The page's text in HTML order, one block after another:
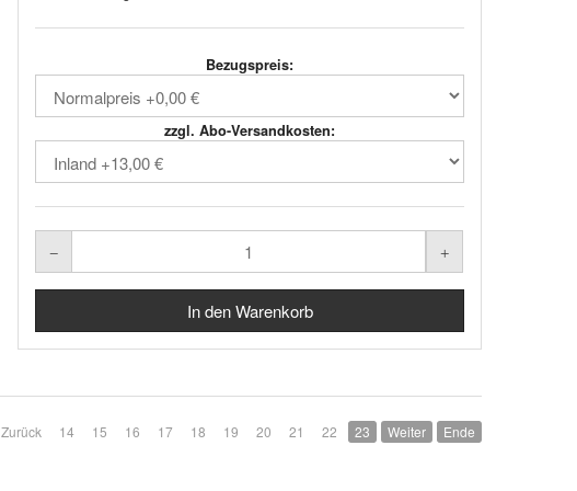
Bezugspreis:
zzgl. Abo-Versandkosten:
Zurück 14 15 16 17 18 19 20 21 22 23 Weiter Ende